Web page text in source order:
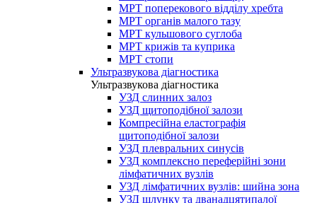
МРТ поперекового відділу хребта
МРТ органів малого тазу
МРТ кульшового суглоба
МРТ крижів та куприка
МРТ стопи
Ультразвукова діагностика
Ультразвукова діагностика
УЗД слинних залоз
УЗД щитоподібної залози
Компресійна еластографія
щитоподібної залози
УЗД плевральних синусів
УЗД комплексно переферійні зони
лімфатичних вузлів
УЗД лімфатичних вузлів: шийна зона
УЗД шлунку та дванадцятипалої